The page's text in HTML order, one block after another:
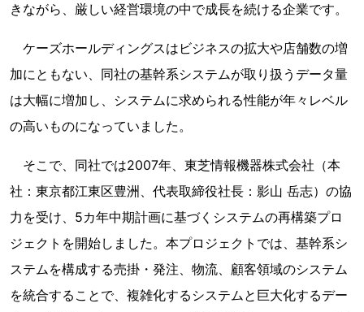
きながら、厳しい経営環境の中で成長を続ける企業です。
ケーズホールディングスはビジネスの拡大や店舗数の増
加にともない、同社の基幹系システムが取り扱うデータ量
は大幅に増加し、システムに求められる性能が年々レベル
の高いものになっていました。
そこで、同社では2007年、東芝情報機器株式会社（本
社：東京都江東区豊洲、代表取締役社長：影山 岳志）の協
力を受け、5カ年中期計画に基づくシステムの再構築プロ
ジェクトを開始しました。本プロジェクトでは、基幹系シ
ステムを構成する売掛・発注、物流、顧客領域のシステム
を統合することで、複雑化するシステムと巨大化するデー